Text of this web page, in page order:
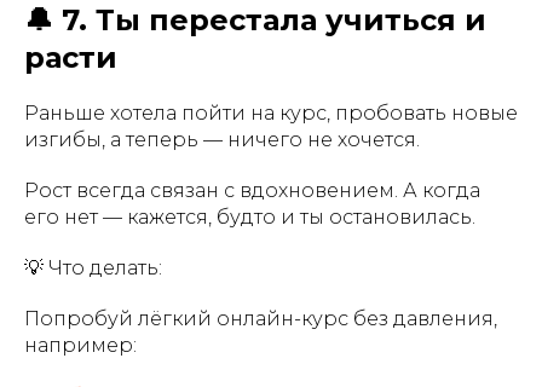
🔔 7. Ты перестала учиться и
расти
Раньше хотела пойти на курс, пробовать новые
изгибы, а теперь — ничего не хочется.
Рост всегда связан с вдохновением. А когда
его нет — кажется, будто и ты остановилась.
💡 Что делать:
Попробуй лёгкий онлайн-курс без давления,
например: